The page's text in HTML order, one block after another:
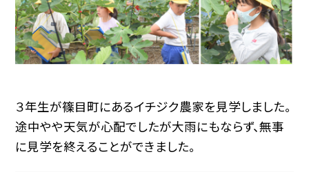
３年生が篠目町にあるイチジク農家を見学しました。
途中やや天気が心配でしたが大雨にもならず、無事
に見学を終えることができました。